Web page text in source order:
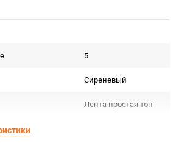
5
Сиреневый
Лента простая тон